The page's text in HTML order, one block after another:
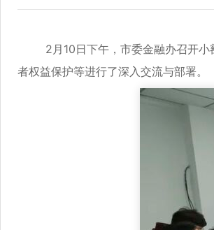
2月10日下午，市委金融办召开小额
者权益保护等进行了深入交流与部署。